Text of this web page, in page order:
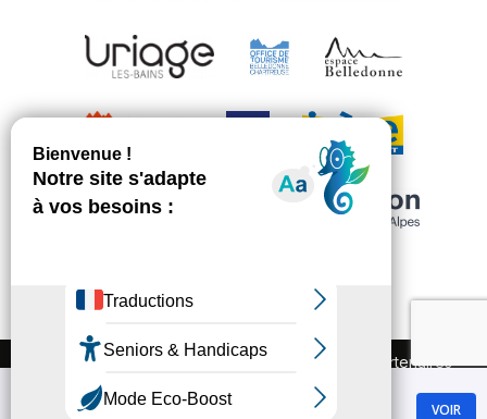
Recrutement Marchés publics
Partenaires
Mentions légales
Politique de confidentialité
Chamrousse VOIR